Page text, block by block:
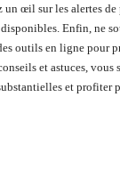
œil sur les alertes
Enfin, ne
outils en ligne pour
et astuces, vous
et profiter